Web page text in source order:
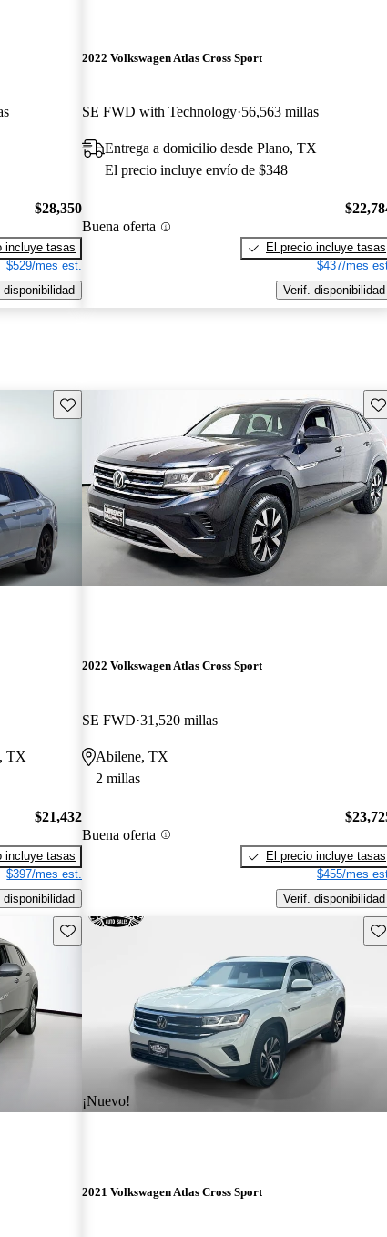
$28,350
incluye tasas
$529/mes est.
disponibilidad
2022 Volkswagen Atlas Cross Sport
SE FWD with Technology 56,563 millas
Entrega a domicilio desde Plano, TX
El precio incluye envío de $348
Buena oferta
El precio incluye tasas
$437/mes
Verif. disponibilidad
Guarda este Aviso
TX
$21,432
incluye tasas
$397/mes est.
disponibilidad
2022 Volkswagen Atlas Cross Sport
SE FWD 31,520 millas
Abilene, TX
2 millas
Buena oferta
El precio incluye tasas
$455/mes
Verif. disponibilidad
Guarda este Aviso
¡Nuevo!
2021 Volkswagen Atlas Cross Sport